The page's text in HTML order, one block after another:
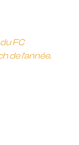
FC
de l'année.